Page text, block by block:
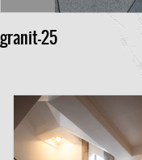
granit-25